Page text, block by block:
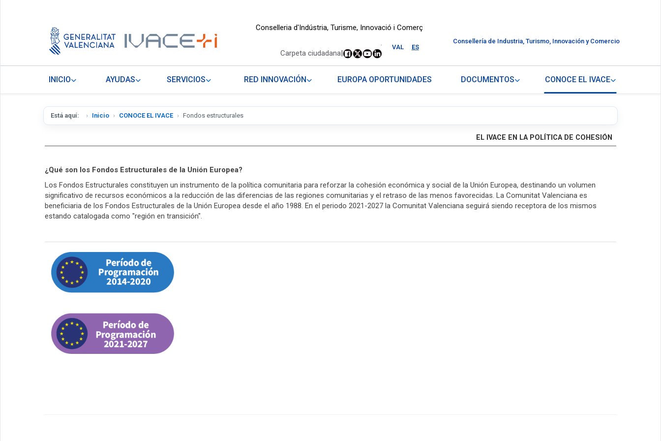
Conselleria d'Indústria, Turisme, Innovació i Comerç
VAL ES
.
Carpeta ciudadana|
Consellería de Industria, Turismo, Innovación y Comercio
INICIO AYUDAS SERVICIOS RED INNOVACIÓN EUROPA OPORTUNIDADES DOCUMENTOS CONOCE EL IVACE
Está aquí: Inicio CONOCE EL IVACE Fondos estructurales
EL IVACE EN LA POLÍTICA DE COHESIÓN
¿Qué son los Fondos Estructurales de la Unión Europea?
Los Fondos Estructurales constituyen un instrumento de la política comunitaria para reforzar la cohesión económica y social de la Unión Europea, destinando un volumen
significativo de recursos económicos a la reducción de las diferencias de las regiones comunitarias y el retraso de las menos favorecidas. La Comunitat Valenciana es
beneficiaria de los Fondos Estructurales de la Unión Europea desde el año 1988. En el periodo 2021-2027 la Comunitat Valenciana seguirá siendo receptora de los mismos
estando catalogada como "región en transición".